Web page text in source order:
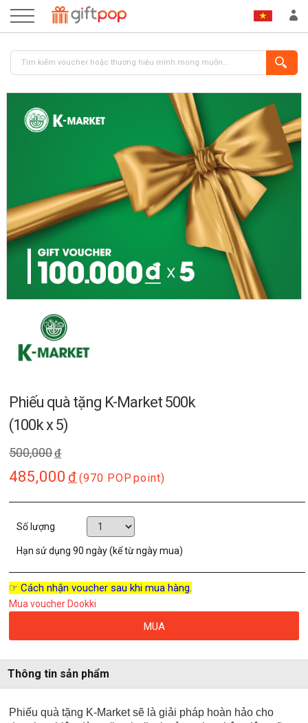
ĐĂNG NHẬP ĐĂNG KÝ
Phiếu quà tặng K-Market 500k
(100k x 5)
500,000đ
485,000 đ (970 POP point)
Số lượng
Hạn sử dụng90 ngày (kể từ ngày mua)
☞ Cách nhận voucher sau khi mua hàng.
Mua voucher Dookki
MUA
Thông tin sản phẩm
Phiếu quà tặng K-Market sẽ là giải pháp hoàn hảo cho